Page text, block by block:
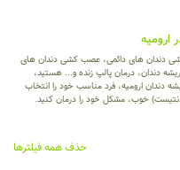
ارومیه
دندان های دائمی، عصب کشی دندان های
دندان، درمان پالپ زنده و... هستید،
دندان ارومیه، فرد مناسب خود را انتخاب
خوب، مشکل خود را درمان کنید.
حذف همه فیلترها